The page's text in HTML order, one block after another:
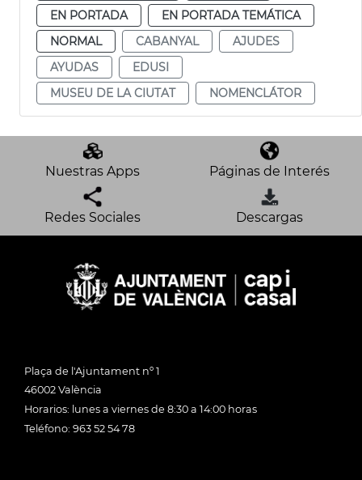
EN PORTADA
EN PORTADA TEMÁTICA
NORMAL
CABANYAL
AJUDES
AYUDAS
EDUSI
MUSEU DE LA CIUTAT
NOMENCLÁTOR
Nuestras Apps Páginas de Interés
Redes Sociales Descargas
Plaça de l'Ajuntament nº 1
46002 València
Horarios: lunes a viernes de 8:30 a 14:00 horas
Teléfono: 963 52 54 78